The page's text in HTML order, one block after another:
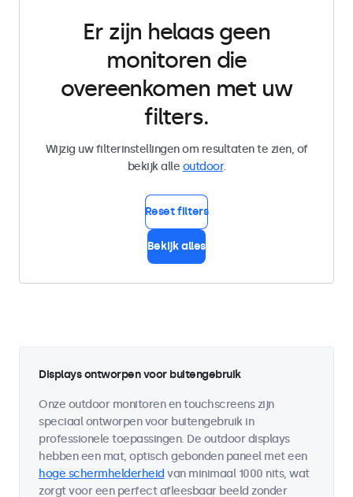
Er zijn helaas geen
monitoren die
overeenkomen met uw
filters.
Wijzig uw filterinstellingen om resultaten te zien, of
bekijk alle outdoor.
Reset filters
Bekijk alles
Displays ontworpen voor buitengebruik
Onze outdoor monitoren en touchscreens zijn
speciaal ontworpen voor buitengebruik in
professionele toepassingen. De outdoor displays
hebben een mat, optisch gebonden paneel met een
hoge schermhelderheid van minimaal 1000 nits, wat
zorgt voor een perfect afleesbaar beeld zonder